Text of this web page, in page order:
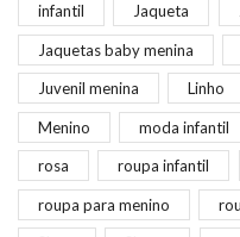
infantil Jaqueta
Jaquetas baby menina
Juvenil menina Linho
Menino moda infantil
rosa roupa infantil
roupa para menino